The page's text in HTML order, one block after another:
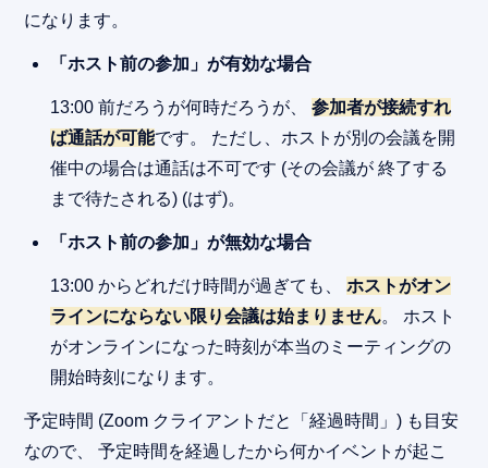
になります。
「ホスト前の参加」が有効な場合
13:00 前だろうが何時だろうが、参加者が接続すれ
ば通話が可能です。 ただし、ホストが別の会議を開
催中の場合は通話は不可です (その会議が 終了する
まで待たされる) (はず)。
「ホスト前の参加」が無効な場合
13:00 からどれだけ時間が過ぎても、ホストがオン
ラインにならない限り会議は始まりません。 ホスト
がオンラインになった時刻が本当のミーティングの
開始時刻になります。
予定時間 (Zoom クライアントだと「経過時間」) も目安
なので、 予定時間を経過したから何かイベントが起こ